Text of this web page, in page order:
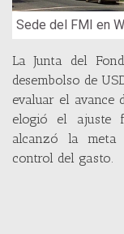
Sede del FMI en
La Junta del
desembolso de
evaluar el avance
elogió el ajuste
alcanzó la
control del gasto.